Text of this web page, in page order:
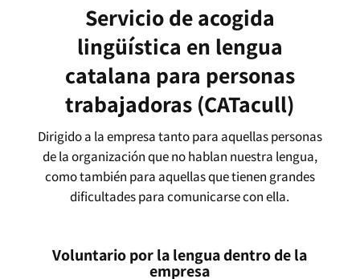
Servicio de acogida
lingüística en lengua
catalana para personas
trabajadoras (CATacull)
Dirigido a la empresa tanto para aquellas personas
de la organización que no hablan nuestra lengua,
como también para aquellas que tienen grandes
dificultades para comunicarse con ella.
Voluntario por la lengua dentro de la
empresa